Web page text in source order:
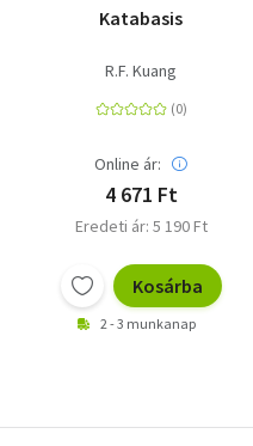
Katabasis
R.F. Kuang
Online ár:
4 671 Ft
Eredeti ár: 5 190 Ft
Kosárba
2 - 3 munkanap